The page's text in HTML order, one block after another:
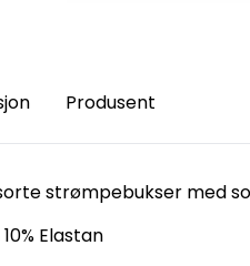
Produsent
strømpebukser med
Elastan